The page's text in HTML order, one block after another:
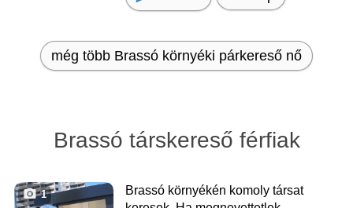
még több Brassó környéki párkereső nő
Brassó társkereső férfiak
1
Brassó környékén komoly társat